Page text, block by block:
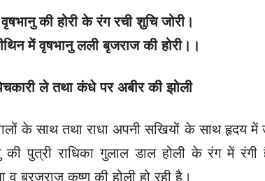
की होरी के रंग रची शुचि जोरी।
में वृषभानु लली बृजराज की होरी।।
ले तथा कंधे पर अबीर की झोली
के साथ तथा राधा अपनी सखियों के साथ हृदय में
की पुत्री राधिका गुलाल डाल होली के रंग में
व ब्रजराज कृष्ण की होली हो रही है।